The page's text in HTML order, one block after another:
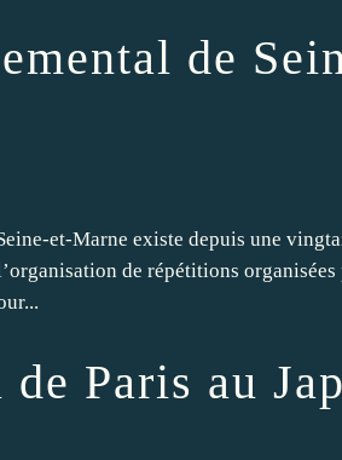
de
et-Marne existe depuis une
de répétitions
Paris au